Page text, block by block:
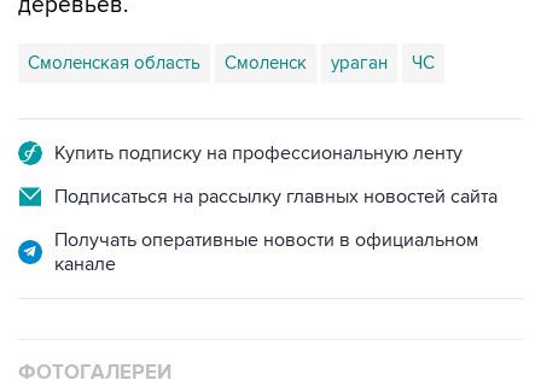
Смоленская область Смоленск ураган ЧС
Купить подписку на профессиональную ленту
Подписаться на рассылку главных новостей сайта
Получать оперативные новости в официальном
канале
ФОТОГАЛЕРЕИ